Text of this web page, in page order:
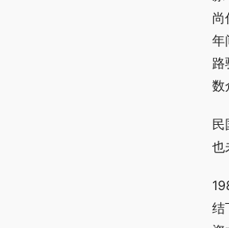
尚
年
路
数
民
也
结